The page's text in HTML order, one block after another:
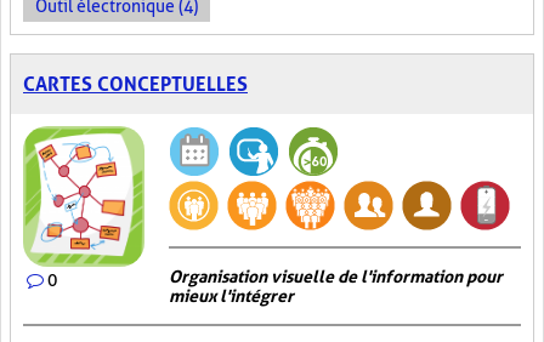
Outil électronique (4)
CARTES CONCEPTUELLES
0
Organisation visuelle de l'information pour
mieux l'intégrer